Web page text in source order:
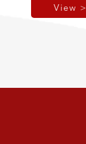
View >